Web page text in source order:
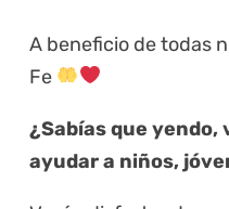
A beneficio de todas
Fe
¿Sabías que yendo,
ayudar a niños,